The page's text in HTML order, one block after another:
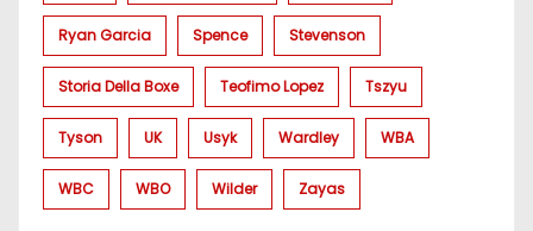
Ryan Garcia Spence Stevenson
Storia Della Boxe Teofimo Lopez Tszyu
Tyson UK Usyk Wardley WBA
WBC WBO Wilder Zayas